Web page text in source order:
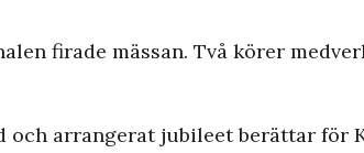
firade mässan. Två körer
och arrangerat jubileet berättar för